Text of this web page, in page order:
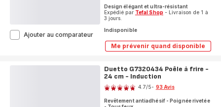
Me prévenir quand disponible
Jamie
Poêle
-
cm
Design élégant et ultra-résistant
Expédié par Tefal Shop- Livraison de 1 à
3 jours.
Indisponible
Ajouter au comparateurJamie
Oliver
E3110275
à
frire
Duetto G7320434 Poêle à frire -
24 cm - Induction
Note
4.7/5- 93 Avis
Revêtement antiadhésif - Poignée rivetée